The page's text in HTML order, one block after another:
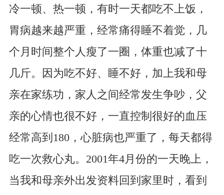
冷一顿、热一顿，有时一天都吃不上饭，
胃病越来越严重，经常痛得睡不着觉，几
个月时间整个人瘦了一圈，体重也减了十
几斤。因为吃不好、睡不好，加上我和母
亲在家练功，家人之间经常发生争吵，父
亲的心情也很不好，一直控制很好的血压
经常高到180，心脏病也严重了，每天都得
吃一次救心丸。2001年4月份的一天晚上，
当我和母亲外出发资料回到家里时，看到